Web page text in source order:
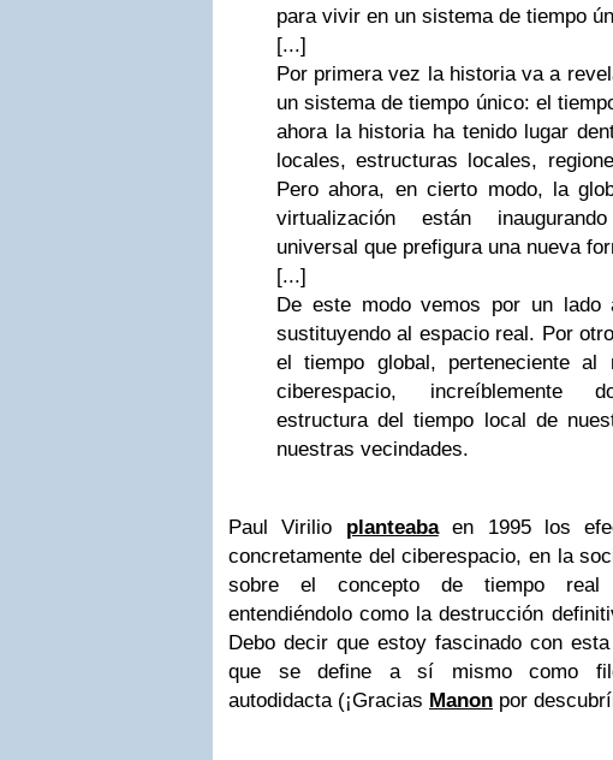
para vivir en un sistema de tiempo
[...]
Por primera vez la historia va a
un sistema de tiempo único: el
ahora la historia ha tenido lugar
locales, estructuras locales,
Pero ahora, en cierto modo, la
virtualización están
universal que prefigura una nueva
[...]
De este modo vemos por un lado
sustituyendo al espacio real. Por
el tiempo global, perteneciente al
ciberespacio, increíblemente
estructura del tiempo local de
nuestras vecindades.
Paul Virilio planteabaen 1995 los
concretamente del ciberespacio, en la
sobre el concepto de tiempo
entendiéndolo como la destrucción
Debo decir que estoy fascinado con
que se define a sí mismo como
autodidacta (¡Gracias Manon por